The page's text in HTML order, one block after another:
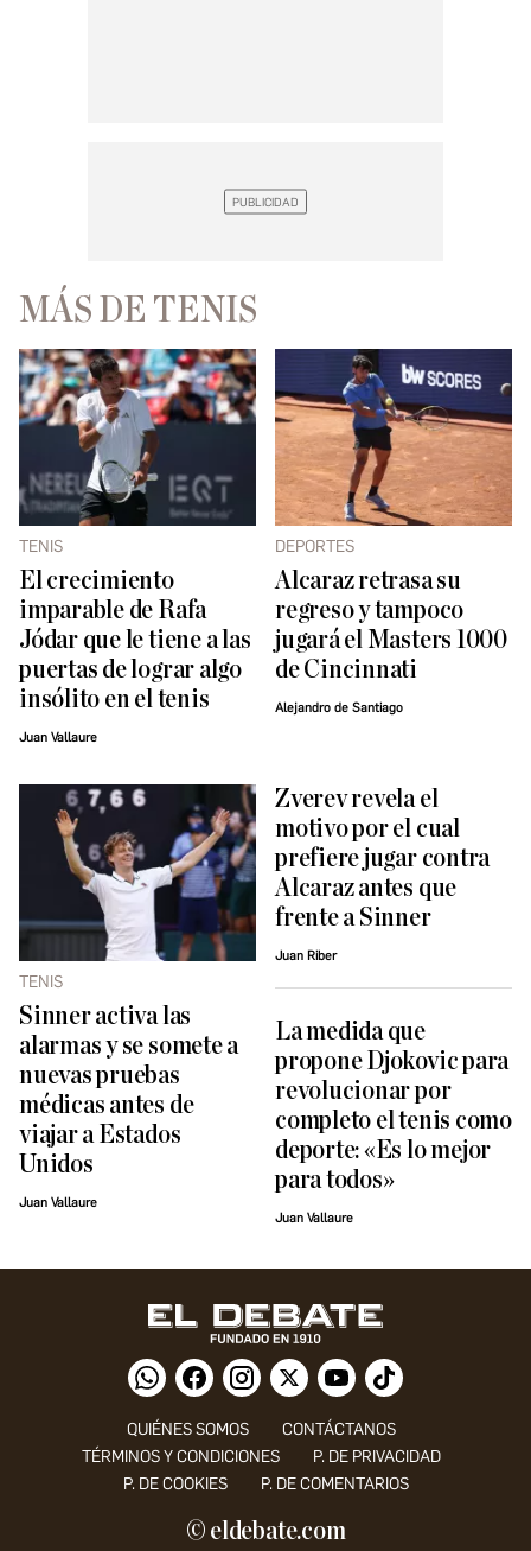
MÁS DE TENIS
TENIS
El crecimiento
imparable de Rafa
Jódar que le tiene a las
puertas de lograr algo
insólito en el tenis
Juan Vallaure
DEPORTES
Alcaraz retrasa su
regreso y tampoco
jugará el Masters 1000
de Cincinnati
Alejandro de Santiago
TENIS
Sinner activa las
alarmas y se somete a
nuevas pruebas
médicas antes de
viajar a Estados
Unidos
Juan Vallaure
Zverev revela el
motivo por el cual
prefiere jugar contra
Alcaraz antes que
frente a Sinner
Juan Riber
La medida que
propone Djokovic para
revolucionar por
completo el tenis como
deporte: «Es lo mejor
para todos»
Juan Vallaure
QUIÉNES SOMOS
CONTÁCTANOS
TÉRMINOS Y CONDICIONES
P. DE PRIVACIDAD
P. DE COOKIES
P. DE COMENTARIOS
© eldebate.com